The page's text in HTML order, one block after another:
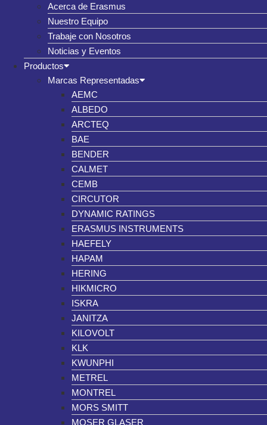
Acerca de Erasmus
Nuestro Equipo
Trabaje con Nosotros
Noticias y Eventos
Productos
Marcas Representadas
AEMC
ALBEDO
ARCTEQ
BAE
BENDER
CALMET
CEMB
CIRCUTOR
DYNAMIC RATINGS
ERASMUS INSTRUMENTS
HAEFELY
HAPAM
HERING
HIKMICRO
ISKRA
JANITZA
KILOVOLT
KLK
KWUNPHI
METREL
MONTREL
MORS SMITT
MOSER GLASER